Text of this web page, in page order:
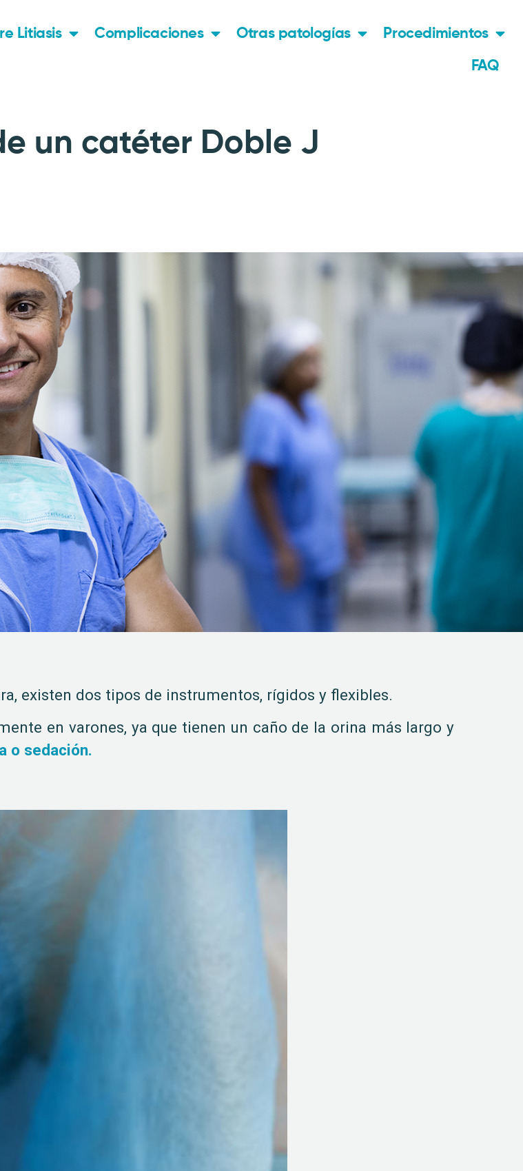
Litiasis Complicaciones Otras patologías Procedimientos
FAQ
un catéter Doble J
existen dos tipos de instrumentos, rígidos y flexibles.
en varones, ya que tienen un caño de la orina más largo y
o sedación.